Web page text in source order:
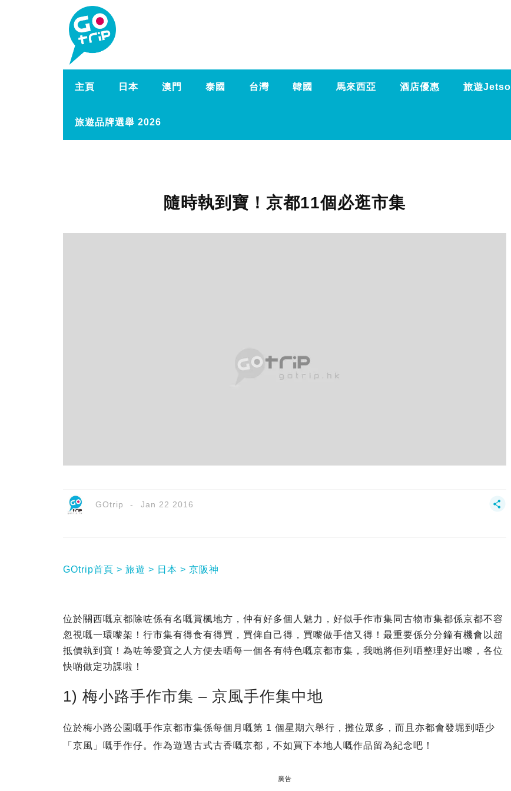
主頁 日本 澳門 泰國 台灣 韓國 馬來西亞 酒店優惠 旅遊Jetso
旅遊品牌選舉 2026
隨時執到寶！京都11個必逛市集
GOtrip Jan 22 2016
GOtrip首頁 旅遊 日本 京阪神
位於關西嘅京都除咗係有名嘅賞楓地方，仲有好多個人魅力，好似手作市集同古物市集都係京都不容
忽視嘅一環嚟架！行市集有得食有得買，買俾自己得，買嚟做手信又得！最重要係分分鐘有機會以超
抵價執到寶！ 為咗等愛寶之人方便去晒每一個各有特色嘅京都市集，我哋將佢列晒整理好出嚟，各位
快啲做定功課啦！
1) 梅小路手作市集 – 京風手作集中地
位於梅小路公園嘅手作京都市集係每個月嘅第 1 個星期六舉行，攤位眾多，而且亦都會發堀到唔少
「京風」嘅手作仔。作為遊過古式古香嘅京都，不如買下本地人嘅作品留為紀念吧！
廣告